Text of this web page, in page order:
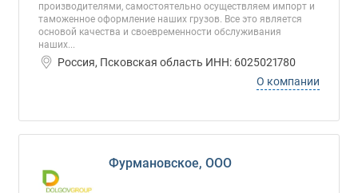
производителями, самостоятельно осуществляем импорт и
таможенное оформление наших грузов. Все это является
основой качества и своевременности обслуживания
наших...
Россия, Псковская область ИНН: 6025021780
О компании
Фурмановское, ООО